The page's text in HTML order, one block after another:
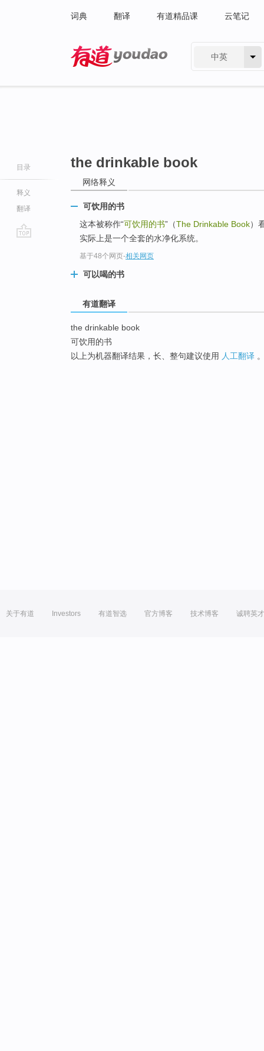
词典 翻译 有道精品课 云笔记
中英
目录
释义
翻译
the drinkable book
网络释义
可饮用的书
这本被称作“可饮用的书”（The Drinkable Book）
实际上是一个全套的水净化系统。
基于48个网页-相关网页
可以喝的书
有道翻译
the drinkable book
可饮用的书
以上为机器翻译结果，长、整句建议使用 人工翻译
关于有道 Investors 有道智选 官方博客 技术博客 诚聘英才